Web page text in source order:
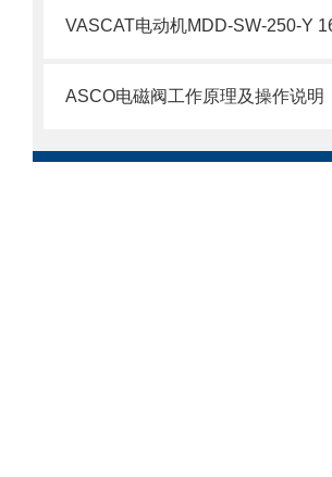
ASCO电磁阀工作原理及操作说明